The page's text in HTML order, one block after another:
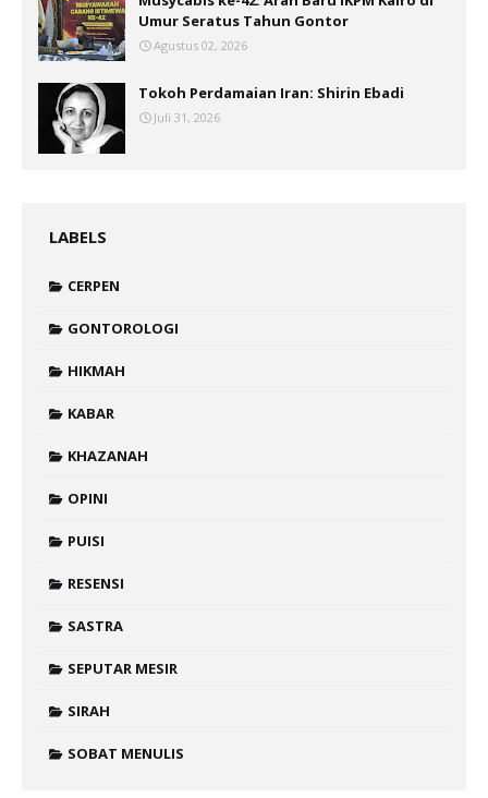
Umur Seratus Tahun Gontor
Agustus 02, 2026
Tokoh Perdamaian Iran: Shirin Ebadi
Juli 31, 2026
LABELS
CERPEN
GONTOROLOGI
HIKMAH
KABAR
KHAZANAH
OPINI
PUISI
RESENSI
SASTRA
SEPUTAR MESIR
SIRAH
SOBAT MENULIS